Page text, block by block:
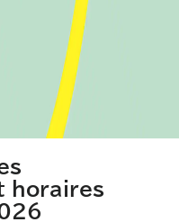
horaires